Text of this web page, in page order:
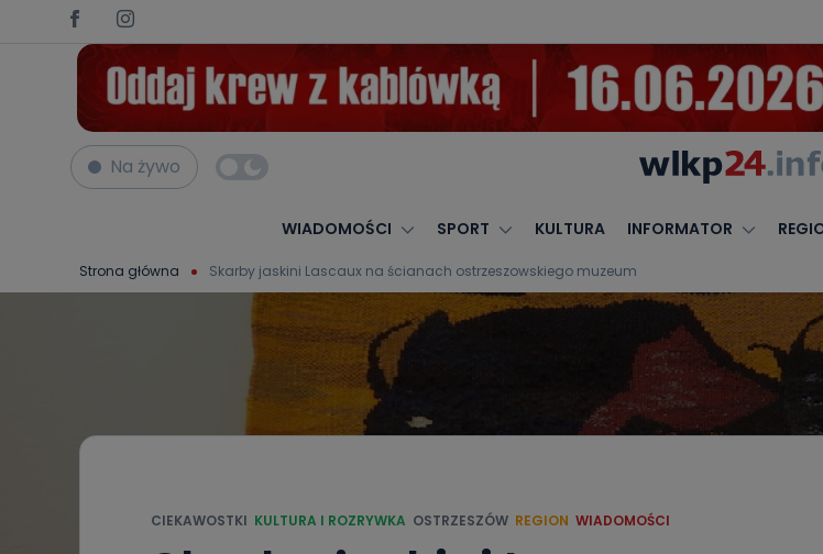
Na żywo
WIADOMOŚCI SPORT KULTURA INFORMATOR
Strona główna Skarby jaskini Lascaux na ścianach ostrzeszowskiego muzeum
CIEKAWOSTKI KULTURA I ROZRYWKA OSTRZESZÓW REGION WIADOMOŚCI